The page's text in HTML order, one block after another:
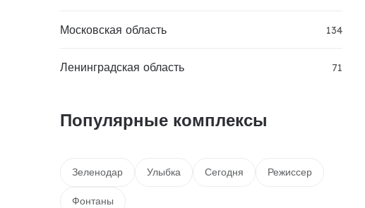
Московская область 134
Ленинградская область 71
Популярные комплексы
Зеленодар Улыбка Сегодня Режиссер
Фонтаны